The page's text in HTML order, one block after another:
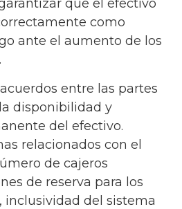
que el efectivo
como
ante el aumento de los
entre las partes
disponibilidad y
del efectivo.
relacionados con el
de cajeros
de reserva para los
inclusividad del sistema